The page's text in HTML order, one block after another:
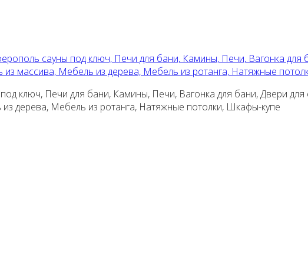
сауны под ключ, Печи для бани, Камины, Печи, Вагонка для
массива, Мебель из дерева, Мебель из ротанга, Натяжные
ключ, Печи для бани, Камины, Печи, Вагонка для бани, Двери
дерева, Мебель из ротанга, Натяжные потолки, Шкафы-купе